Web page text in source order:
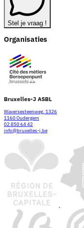
Stel je vraag !
Organisaties
Bruxelles-J ASBL
Waversesteenweg, 1326
1160 Oudergem
02 850 64 42
info@bruxelles-j.be